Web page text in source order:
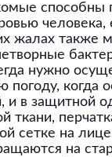
способны
человека,
жалах также
нужно
погоду, когда
и в защитной
ткани,
сетке на
на